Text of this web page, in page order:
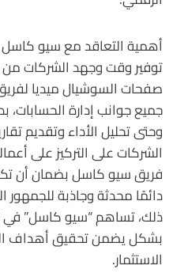
أهمية التعاقد مع سيو
توفير وقت وجهد الشركات من
صفحات السوشيال ميديا
جميع جوانب إدارة الحسابات،
وحتى تحليل الأداء وتقديم
الشركات على التركيز على
فريق سيو كاسل بضمان أن
دائمًا محدثة وجاذبة
ذلك، تساهم “سيو كاسل” في
بشكل يضمن تحقيق أهداف
الاستثمار.